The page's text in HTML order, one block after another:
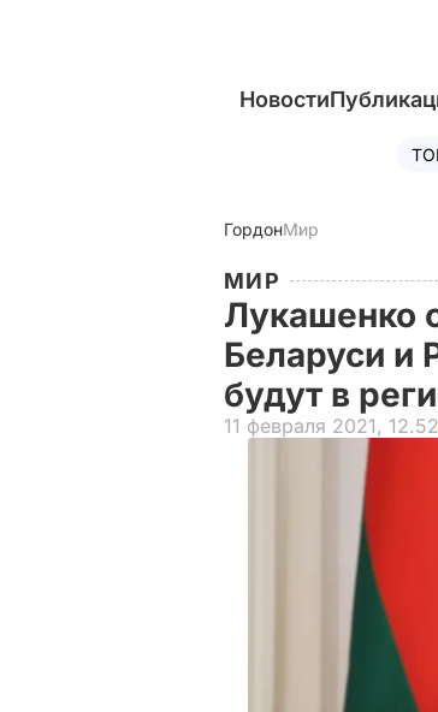
Новости
ГордонМир
МИР
Лукашенко
Беларуси и
будут в
11 февраля 2021, 12.52